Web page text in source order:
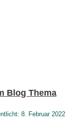
Blog Thema
8. Februar 2022